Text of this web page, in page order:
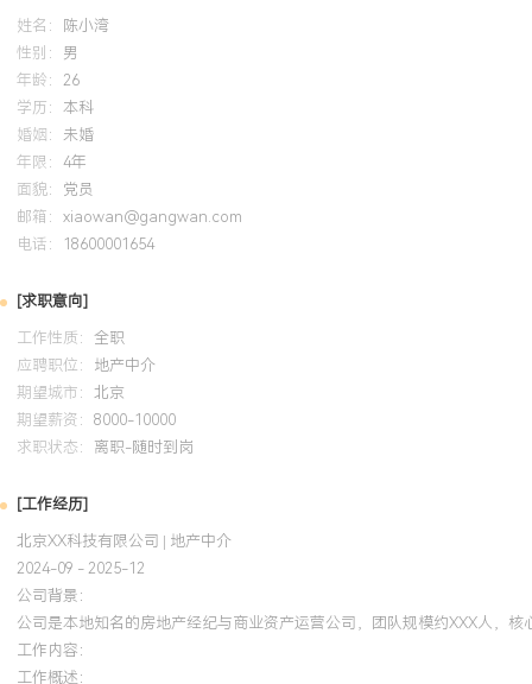
教育背景
2020-09
GPA X.XX/X.X（专业前XX%），主修市场营销、消费者行为学等核
数据分析及PPT报告制作。参与校园商业策划比赛，负责团队项目的
模块，通过线下问卷与访谈收集有效数据XXX份，并完成数据分析
等奖。
自我评价
业绩背景：具备X年房地产一线销售与客户服务经验，累计完成房产
金额XXX万元，对二手房交易全流程有扎实的实操理解。获客与转
护，客户满意度高，积累了一批可复购与转介绍的老客户资源，为
能够积极融入团队协作，渴望在专业的平台进一步提升商业资产运营
培训经历
2024-09
姓名：
陈小湾
性别： 男
年龄： 26
学历： 本科
婚姻： 未婚
年限： 4年
面貌： 党员
邮箱： xiaowan@gangwan.com
电话：
18600001654
[求职意向]
工作性质： 全职
应聘职位： 地产中介
期望城市： 北京
期望薪资： 8000-10000
求职状态： 离职-随时到岗
[工作经历]
北京XX科技有限公司 | 地产中介
2024-09 - 2025-12
公司背景：
公司是本地知名的房地产经纪与商业资产运营公司，团队规模约XXX人，
工作内容：
工作概述：